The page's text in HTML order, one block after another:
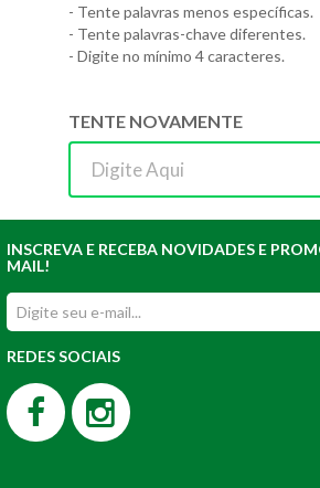
- Tente palavras menos específicas.
- Tente palavras-chave diferentes.
- Digite no mínimo 4 caracteres.
TENTE NOVAMENTE
INSCREVA E RECEBA NOVIDADES E
MAIL!
REDES SOCIAIS